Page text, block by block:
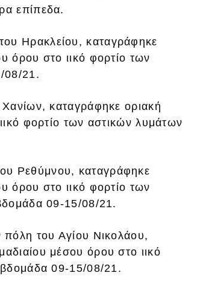
επίπεδα.
Ηρακλείου, καταγράφηκε
όρου στο ιικό φορτίο των
08/21.
καταγράφηκε οριακή
φορτίο των αστικών λυμάτων
Ρεθύμνου, καταγράφηκε
όρου στο ιικό φορτίο των
09-15/08/21.
του Αγίου Νικολάου,
μέσου όρου στο ιικό
09-15/08/21.